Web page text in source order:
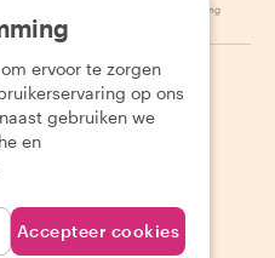
Beschikbaarheid varieert per bestemming
Cookies
ervoor te zorgen
op ons
gebruiken we
en
Accepteer cookies